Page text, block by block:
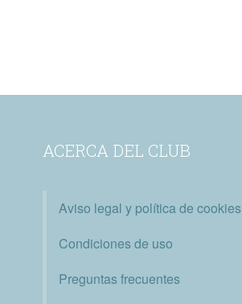
ACERCA DEL CLUB
Aviso legal y política de cookies
Condiciones de uso
Preguntas frecuentes